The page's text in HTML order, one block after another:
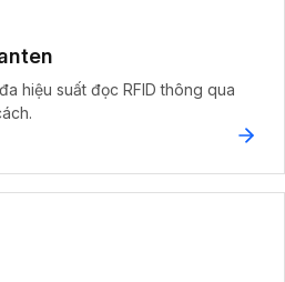
hiệu suất đọc RFID thông qua